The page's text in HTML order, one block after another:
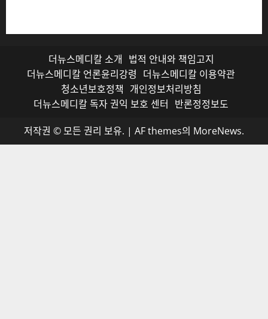
더뉴스메디칼 소개 법적 안내와 책임고지
더뉴스메디칼 언론윤리강령 더뉴스메디칼 이용약관
청소년보호정책 개인정보처리방침
더뉴스메디칼 독자 권익 보호 센터 반론정정보도
저작권 © 모든 권리 보유. | AF themes의 MoreNews.